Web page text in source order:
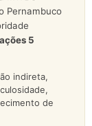
Pernambuco
5
indireta,
de